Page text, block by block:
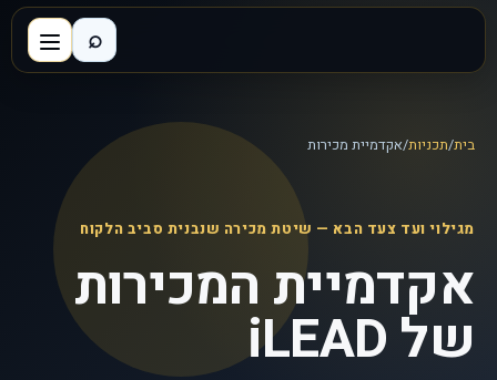
⌕
בית/תכניות/אקדמיית מכירות
מגילוי ועד צעד הבא — שיטת מכירה שנבנית סביב הלקוח
אקדמיית המכירות
של iLEAD